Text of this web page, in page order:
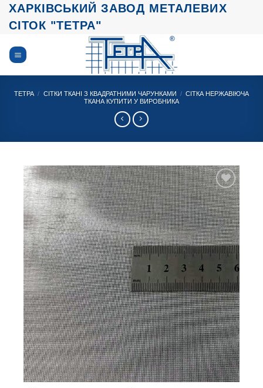
Skip
content
ХАРКІВСЬКИЙ ЗАВОД МЕТАЛЕВИХ
СІТОК "ТЕТРА"
ТЕТРА / СІТКИ ТКАНІ З КВАДРАТНИМИ ЧАРУНКАМИ / СІТКА НЕРЖАВІЮЧА
ТКАНА КУПИТИ У ВИРОБНИКА